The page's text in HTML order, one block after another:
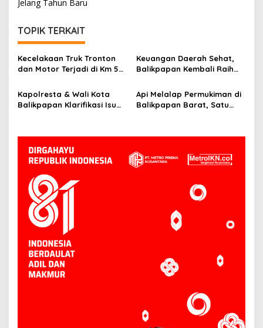
Jelang Tahun Baru
TOPIK TERKAIT
Kecelakaan Truk Tronton
dan Motor Terjadi di Km 5
Jadi Korban
Keuangan Daerah Sehat,
Balikpapan Kembali Raih
Kapolresta & Wali Kota
Balikpapan Klarifikasi Isu
Api Melalap Permukiman di
Balikpapan Barat, Satu